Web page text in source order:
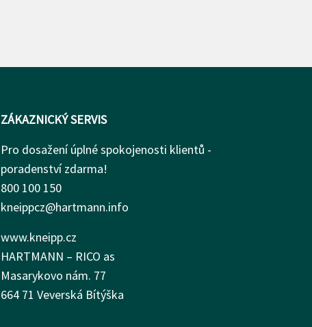
ZÁKAZNICKÝ SERVIS
Pro dosažení úplné spokojenosti klientů -
poradenství zdarma!
800 100 150
kneippcz@hartmann.info
www.kneipp.cz
HARTMANN – RICO as
Masarykovo nám. 77
664 71 Veverská Bítýška